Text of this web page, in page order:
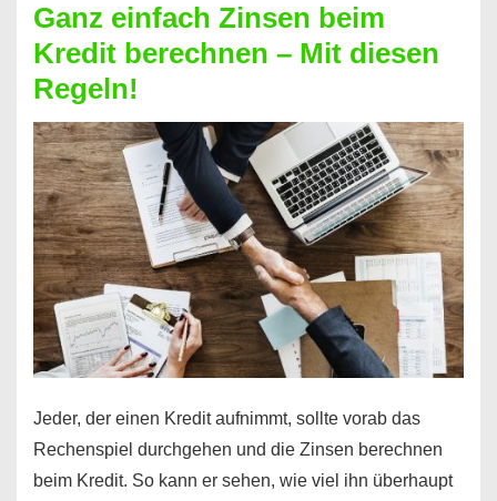
bekommen?
So
ist
es
möglich!
Ganz einfach Zinsen beim
Kredit berechnen – Mit diesen
Regeln!
Jeder, der einen Kredit aufnimmt, sollte vorab das
Rechenspiel durchgehen und die Zinsen berechnen
beim Kredit. So kann er sehen, wie viel ihn überhaupt